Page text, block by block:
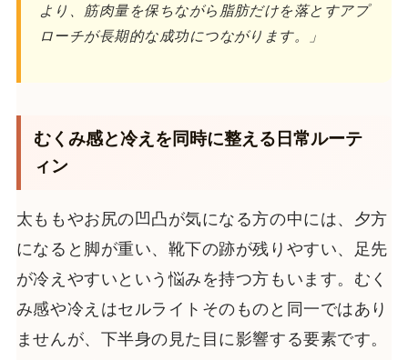
より、筋肉量を保ちながら脂肪だけを落とすアプ
ローチが長期的な成功につながります。」
むくみ感と冷えを同時に整える日常ルーテ
ィン
太ももやお尻の凹凸が気になる方の中には、夕方
になると脚が重い、靴下の跡が残りやすい、足先
が冷えやすいという悩みを持つ方もいます。むく
み感や冷えはセルライトそのものと同一ではあり
ませんが、下半身の見た目に影響する要素です。